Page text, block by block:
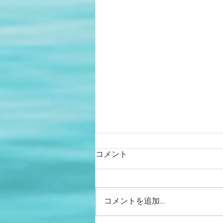
RoomA
コメント
コメントを追加…